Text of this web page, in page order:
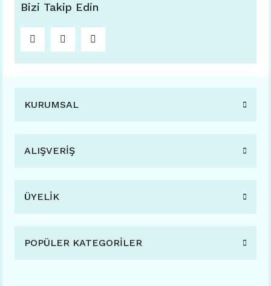
Bizi Takip Edin
KURUMSAL
ALIŞVERİŞ
ÜYELİK
POPÜLER KATEGORİLER